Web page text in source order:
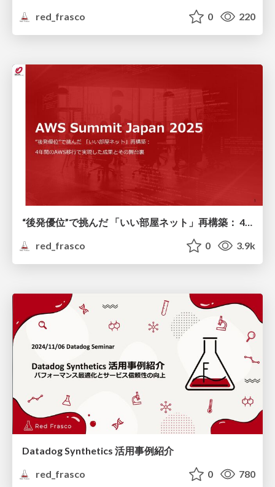
red_frasco
0 220
“後発優位”で挑んだ 「いい部屋ネット」再構築： 4年間のAWS移行で実現した成果とその舞台裏
red_frasco
0 3.9k
Datadog Synthetics 活用事例紹介
red_frasco
0 780